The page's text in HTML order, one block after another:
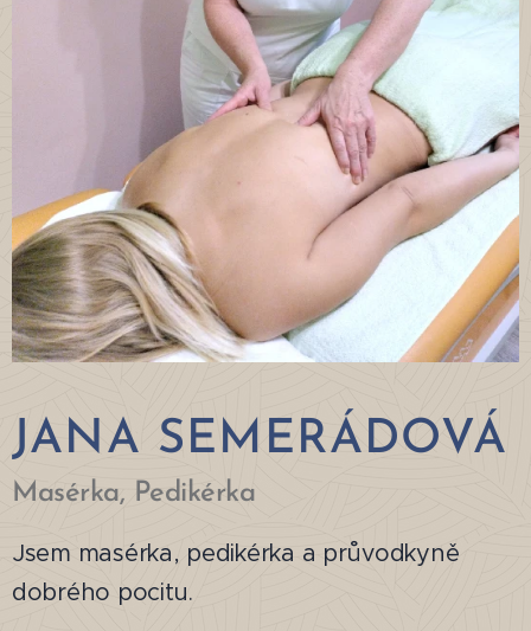
JANA SEMERÁDOVÁ
Masérka, Pedikérka
Jsem masérka, pedikérka a průvodkyně
dobrého pocitu.